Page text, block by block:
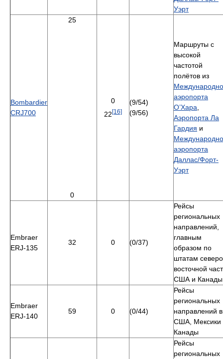
Уэрт
Bombardier
CRJ700
25
0
0
22[16]
(9/54)
(9/56)
Маршруты с
высокой
частотой
полётов из
аэропорта
О’Хара
Аэропорта Ла
Гардия и
аэропорта
Даллас/Форт-
Уэрт
Embraer
ERJ-135
32 0 (0/37)
Рейсы
региональных
направлений,
главным
образом по
штатам
восточной
США и Канады
Embraer
ERJ-140
59 0 (0/44)
Рейсы
региональных
направлений в
США, Мексики
Канады
Рейсы
региональных